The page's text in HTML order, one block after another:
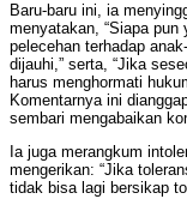
Baru-baru ini, ia
menyatakan, “Siapa
pelecehan terhadap
dijauhi,” serta, “Jika
harus menghormati
Komentarnya ini
sembari mengabaikan
Ia juga merangkum
mengerikan: “Jika
tidak bisa lagi bersikap